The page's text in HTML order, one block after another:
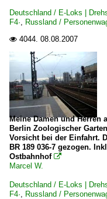
Deutschland / E-Loks |
F4·, Russland /
 4044. 08.08.2007
Meine Damen und Herren
Berlin Zoologischer
Vorsicht bei der Einfahrt.
BR 189 036-7 gezogen.
Ostbahnhof 
Marcel W.
Deutschland / E-Loks |
F4·, Russland /